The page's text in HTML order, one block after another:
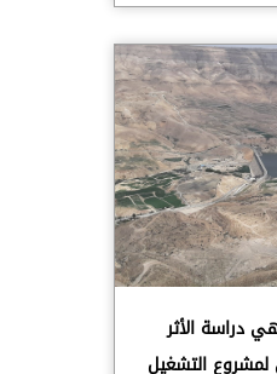
دراسة الأثر
لمشروع التشغيل